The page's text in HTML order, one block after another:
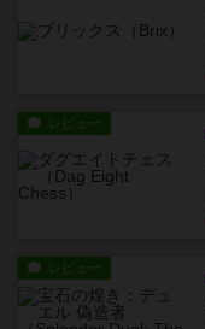
レビュー
レビュー